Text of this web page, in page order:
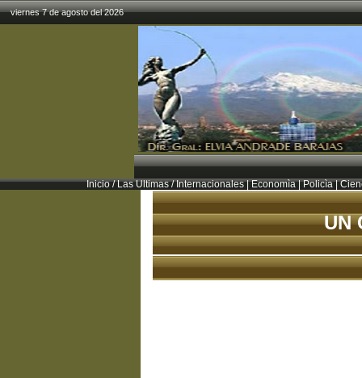
viernes 7 de agosto del 2026
Inicio/Las Ultimas/Internacionales|Economìa|Policìa|
UN